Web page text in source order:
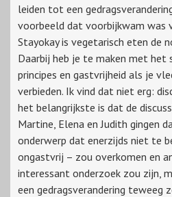
leiden tot een
voorbeeld dat voorbijkwam was
Stayokay is vegetarisch eten de
Daarbij heb je te maken met het
principes en gastvrijheid als je
verbieden. Ik vind dat niet erg:
het belangrijkste is dat de
Martine, Elena en Judith gingen
onderwerp dat enerzijds niet te
ongastvrij – zou overkomen en
interessant onderzoek zou zijn,
een gedragsverandering teweeg